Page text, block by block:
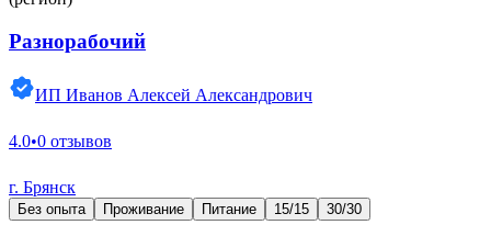
Разнорабочий
ИП Иванов Алексей Александрович
4.0•0 отзывов
г. Брянск
Без опыта Проживание Питание 15/15 30/30